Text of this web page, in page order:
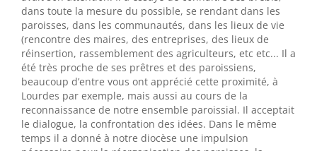
dans toute la mesure du possible, se rendant dans les
paroisses, dans les communautés, dans les lieux de vie
(rencontre des maires, des entreprises, des lieux de
réinsertion, rassemblement des agriculteurs, etc etc... Il a
été très proche de ses prêtres et des paroissiens,
beaucoup d’entre vous ont apprécié cette proximité, à
Lourdes par exemple, mais aussi au cours de la
reconnaissance de notre ensemble paroissial. Il acceptait
le dialogue, la confrontation des idées. Dans le même
temps il a donné à notre diocèse une impulsion